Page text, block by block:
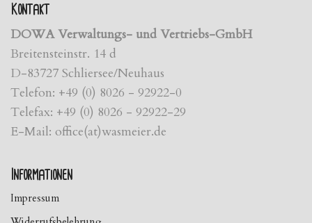
Kontakt
DOWA Verwaltungs- und Vertriebs-GmbH
Breitensteinstr. 14 d
D-83727 Schliersee/Neuhaus
Telefon: +49 (0) 8026 - 92922-0
Telefax: +49 (0) 8026 - 92922-29
E-Mail: office(at)wasmeier.de
Informationen
Impressum